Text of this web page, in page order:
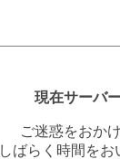
現在サーバ
ご迷惑をおか
しばらく時間を